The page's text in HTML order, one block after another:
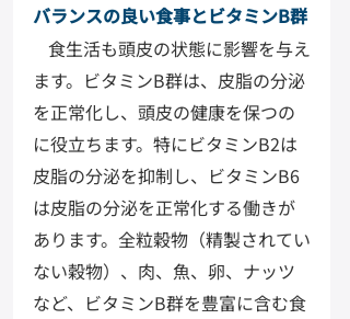
バランスの良い食事とビタミンB群
食生活も頭皮の状態に影響を与え
ます。ビタミンB群は、皮脂の分泌
を正常化し、頭皮の健康を保つの
に役立ちます。特にビタミンB2は
皮脂の分泌を抑制し、ビタミンB6
は皮脂の分泌を正常化する働きが
あります。全粒穀物（精製されてい
ない穀物）、肉、魚、卵、ナッツ
など、ビタミンB群を豊富に含む食